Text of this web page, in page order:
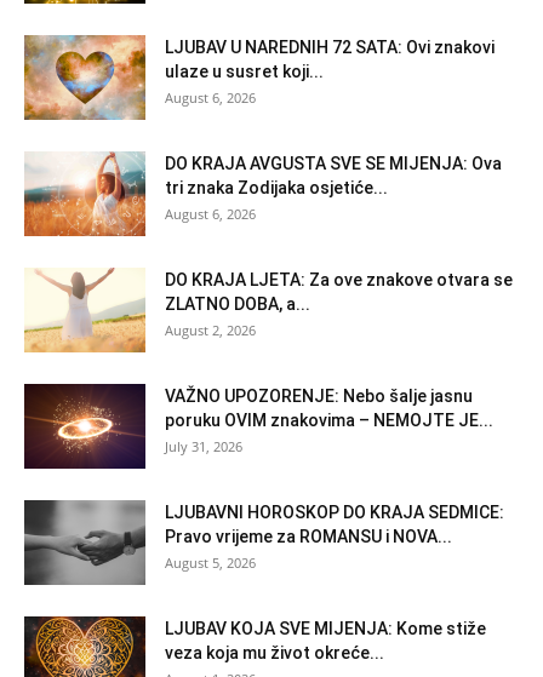
LJUBAV U NAREDNIH 72 SATA: Ovi znakovi
ulaze u susret koji...
August 6, 2026
DO KRAJA AVGUSTA SVE SE MIJENJA: Ova
tri znaka Zodijaka osjetiće...
August 6, 2026
DO KRAJA LJETA: Za ove znakove otvara se
ZLATNO DOBA, a...
August 2, 2026
VAŽNO UPOZORENJE: Nebo šalje jasnu
poruku OVIM znakovima – NEMOJTE JE...
July 31, 2026
LJUBAVNI HOROSKOP DO KRAJA SEDMICE:
Pravo vrijeme za ROMANSU i NOVA...
August 5, 2026
LJUBAV KOJA SVE MIJENJA: Kome stiže
veza koja mu život okreće...